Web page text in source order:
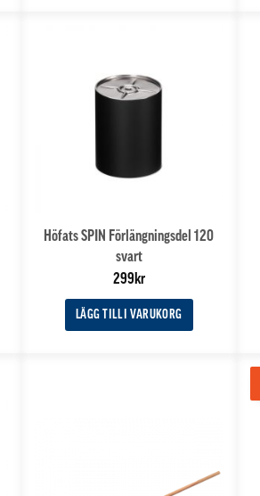
Höfats SPIN Förlängningsdel 120
svart
299kr
LÄGG TILL I VARUKORG